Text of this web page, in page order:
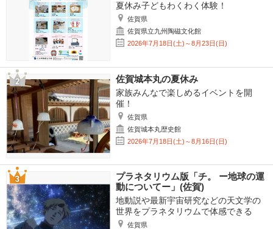
夏休み子どもわくわく体験！
佐賀県
佐賀県立九州陶磁文化館
2026年7月18日(土)～8月23日(日)
佐賀城本丸の夏休み
家族みんなで楽しめるイベントを開
催！
佐賀県
佐賀城本丸歴史館
2026年7月18日(土)～8月16日(日)
プラネタリウム版「チ。 ー地球の運
動についてー」(佐賀)
地動説や最新宇宙研究などの天文学の
世界をプラネタリウムで体感できる
佐賀県